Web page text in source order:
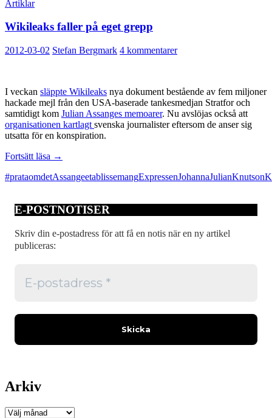
Artiklar
Wikileaks faller på eget grepp
2012-03-02 Stefan Bergmark 4 kommentarer
I veckan släppte Wikileaks nya dokument bestående av fem miljoner
hackade mejl från den USA-baserade tankesmedjan Stratfor och
samtidigt kom Julian Assanges memoarer. Nu avslöjas också att
organisationen kartlagt svenska journalister eftersom de anser sig
utsatta för en konspiration.
Fortsätt läsa Wikileaks
på
→
#prataomdetAssangeetablissemangExpressenJohannaJulianKnutson
E-POSTNOTISER
Skriv din e-postadress för att få en notis när en ny artikel
publiceras:
Arkiv
Arkiv